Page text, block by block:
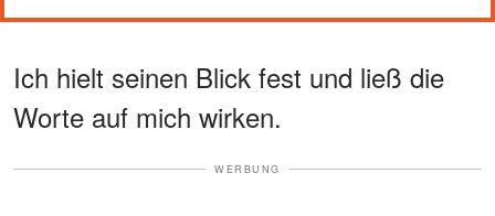
Ich hielt seinen Blick fest und ließ die
Worte auf mich wirken.
WERBUNG